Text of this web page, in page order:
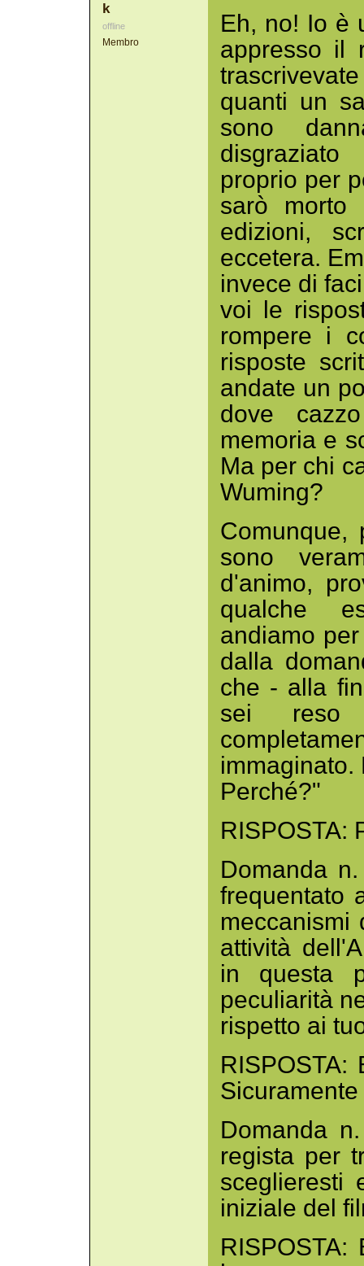
k
offline
Membro
Eh, no! Io è
appresso il
quanti un
sono
disgraziato
proprio per
sarò
edizioni,
eccetera.
invece di
voi le
rompere i
risposte
andate un
dove
memoria e
Ma per chi
Wuming?
Comunque,
sono
d'animo,
qualche
andiamo
dalla
che - alla
sei reso
immaginato.
Perché?"
RISPOSTA:
Domanda
frequentato
meccanismi
attività
in questa
peculiarità
rispetto ai
Domanda
regista per
sceglieresti
iniziale del